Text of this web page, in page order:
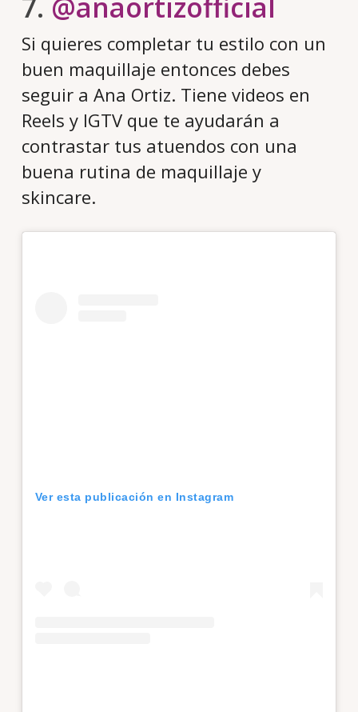
Si quieres completar tu estilo con un
buen maquillaje entonces debes
seguir a Ana Ortiz. Tiene videos en
Reels y IGTV que te ayudarán a
contrastar tus atuendos con una
buena rutina de maquillaje y
skincare.
Ver esta publicación en Instagram